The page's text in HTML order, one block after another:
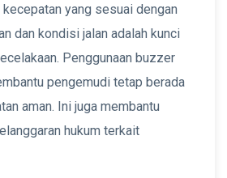
yang sesuai dengan
dan kondisi jalan adalah kunci
Penggunaan buzzer
pengemudi tetap berada
aman. Ini juga membantu
hukum terkait